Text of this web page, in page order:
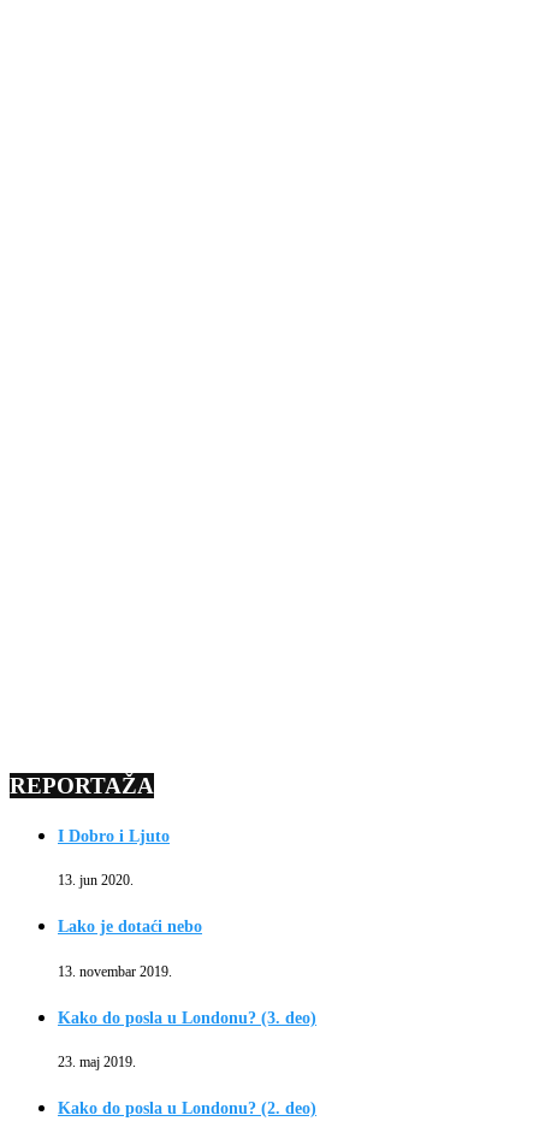
REPORTAŽA
I Dobro i Ljuto
13. jun 2020.
Lako je dotaći nebo
13. novembar 2019.
Kako do posla u Londonu? (3. deo)
23. maj 2019.
Kako do posla u Londonu? (2. deo)